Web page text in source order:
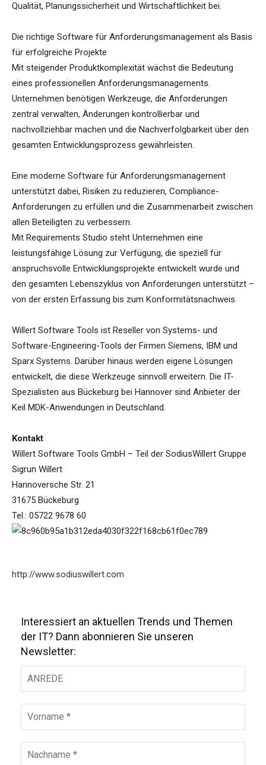
Qualität, Planungssicherheit und Wirtschaftlichkeit bei.
Die richtige Software für Anforderungsmanagement als Basis
für erfolgreiche Projekte
Mit steigender Produktkomplexität wächst die Bedeutung
eines professionellen Anforderungsmanagements.
Unternehmen benötigen Werkzeuge, die Anforderungen
zentral verwalten, Änderungen kontrollierbar und
nachvollziehbar machen und die Nachverfolgbarkeit über den
gesamten Entwicklungsprozess gewährleisten.
Eine moderne Software für Anforderungsmanagement
unterstützt dabei, Risiken zu reduzieren, Compliance-
Anforderungen zu erfüllen und die Zusammenarbeit zwischen
allen Beteiligten zu verbessern.
Mit Requirements Studio steht Unternehmen eine
leistungsfähige Lösung zur Verfügung, die speziell für
anspruchsvolle Entwicklungsprojekte entwickelt wurde und
den gesamten Lebenszyklus von Anforderungen unterstützt –
von der ersten Erfassung bis zum Konformitätsnachweis.
Willert Software Tools ist Reseller von Systems- und
Software-Engineering-Tools der Firmen Siemens, IBM und
Sparx Systems. Darüber hinaus werden eigene Lösungen
entwickelt, die diese Werkzeuge sinnvoll erweitern. Die IT-
Spezialisten aus Bückeburg bei Hannover sind Anbieter der
Keil MDK-Anwendungen in Deutschland.
Kontakt
Willert Software Tools GmbH – Teil der SodiusWillert Gruppe
Sigrun Willert
Hannoversche Str. 21
31675 Bückeburg
Tel.: 05722 9678 60
http://www.sodiuswillert.com
Interessiert an aktuellen Trends und Themen
der IT? Dann abonnieren Sie unseren
Newsletter: